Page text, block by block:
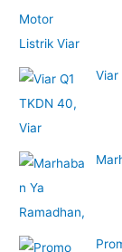
Viar